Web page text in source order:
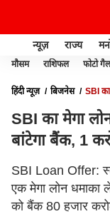
न्यूज़ राज्य
मौसम राशिफल फोटो
हिंदी न्यूज़ बिजनेस
SBI
SBI का मेगा
बांटेगा बैंक, 1
SBI Loan Offer:
एक मेगा लोन धमाका
को बैंक 80 हजार